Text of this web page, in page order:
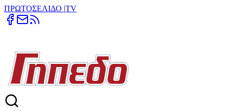
ΠΡΩΤΟΣΕΛΙΔΟ |TV